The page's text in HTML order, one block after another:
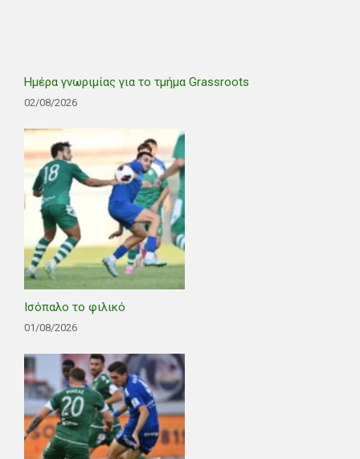
Ημέρα γνωριμίας για το τμήμα Grassroots
02/08/2026
Ισόπαλο το φιλικό
01/08/2026